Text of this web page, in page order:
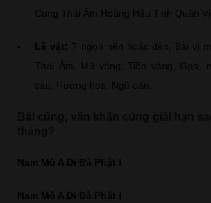
Cung Thái Âm Hoàng Hậu Tinh Quân Vị
Lễ vật: 7 ngọn nến hoặc đèn, Bài vị
Thái Âm, Mũ vàng, Tiền vàng, Gạo,
cau, Hương hoa, Ngũ oản.
Nam Mô A Di Đà Phật !
Nam Mô A Di Đà Phật !